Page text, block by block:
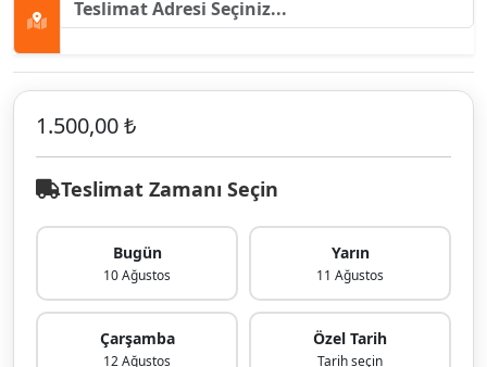
1.500,00 ₺
Teslimat Zamanı Seçin
Bugün
10 Ağustos
Yarın
11 Ağustos
Çarşamba
12 Ağustos
Özel Tarih
Tarih seçin